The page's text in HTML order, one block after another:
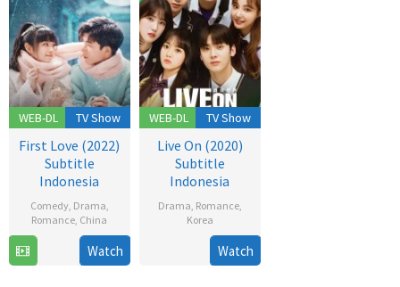
WEB-DL TV Show
First Love (2022)
Subtitle
Indonesia
Comedy, Drama,
Romance, China
Dec
Watch
WEB-DL TV Show
Live On (2020)
Subtitle
Indonesia
Drama, Romance,
Korea
Nov
Bang
Yoo-
Watch